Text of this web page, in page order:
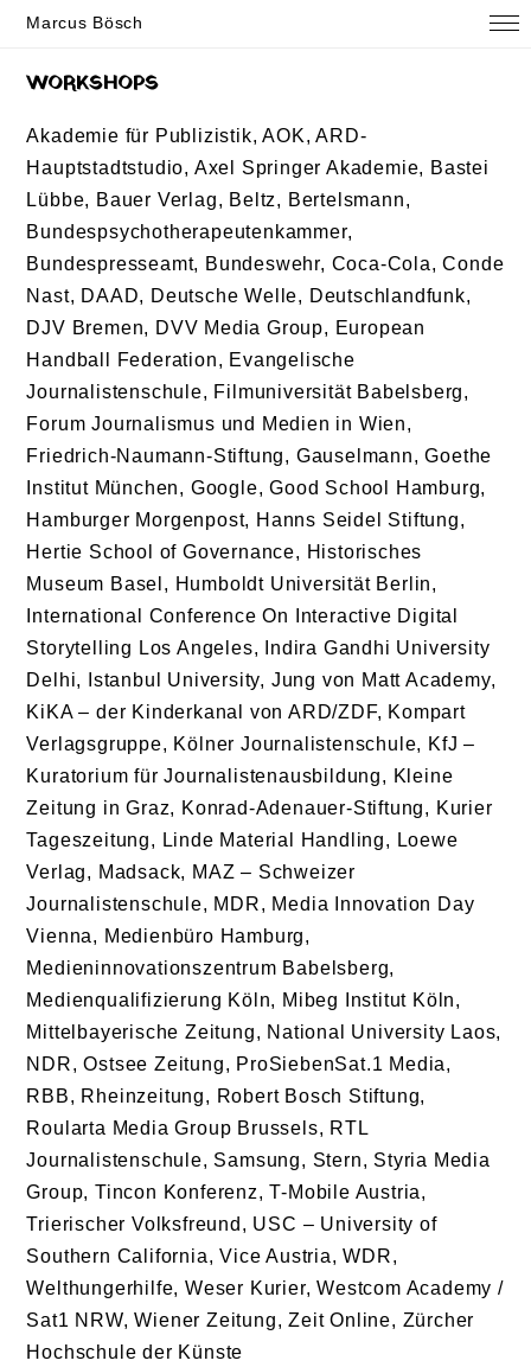
Marcus Bösch
WORKSHOPS
Akademie für Publizistik, AOK, ARD-
Hauptstadtstudio, Axel Springer Akademie, Bastei
Lübbe, Bauer Verlag, Beltz, Bertelsmann,
Bundespsychotherapeutenkammer,
Bundespresseamt, Bundeswehr, Coca-Cola, Conde
Nast, DAAD, Deutsche Welle, Deutschlandfunk,
DJV Bremen, DVV Media Group, European
Handball Federation, Evangelische
Journalistenschule, Filmuniversität Babelsberg,
Forum Journalismus und Medien in Wien,
Friedrich-Naumann-Stiftung, Gauselmann, Goethe
Institut München, Google, Good School Hamburg,
Hamburger Morgenpost, Hanns Seidel Stiftung,
Hertie School of Governance, Historisches
Museum Basel, Humboldt Universität Berlin,
International Conference On Interactive Digital
Storytelling Los Angeles, Indira Gandhi University
Delhi, Istanbul University, Jung von Matt Academy,
KiKA – der Kinderkanal von ARD/ZDF, Kompart
Verlagsgruppe, Kölner Journalistenschule, KfJ –
Kuratorium für Journalistenausbildung, Kleine
Zeitung in Graz, Konrad-Adenauer-Stiftung, Kurier
Tageszeitung, Linde Material Handling, Loewe
Verlag, Madsack, MAZ – Schweizer
Journalistenschule, MDR, Media Innovation Day
Vienna, Medienbüro Hamburg,
Medieninnovationszentrum Babelsberg,
Medienqualifizierung Köln, Mibeg Institut Köln,
Mittelbayerische Zeitung, National University Laos,
NDR, Ostsee Zeitung, ProSiebenSat.1 Media,
RBB, Rheinzeitung, Robert Bosch Stiftung,
Roularta Media Group Brussels, RTL
Journalistenschule, Samsung, Stern, Styria Media
Group, Tincon Konferenz, T-Mobile Austria,
Trierischer Volksfreund, USC – University of
Southern California, Vice Austria, WDR,
Welthungerhilfe, Weser Kurier, Westcom Academy /
Sat1 NRW, Wiener Zeitung, Zeit Online, Zürcher
Hochschule der Künste